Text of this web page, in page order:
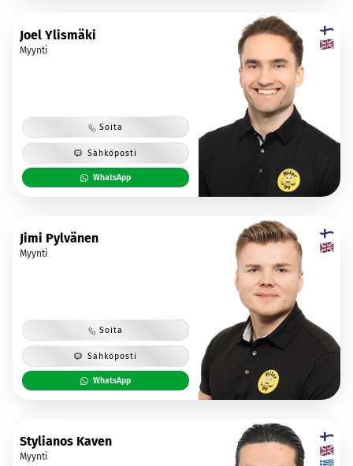
Joel Ylismäki
Myynti
Soita
Sähköposti
WhatsApp
Jimi Pylvänen
Myynti
Soita
Sähköposti
WhatsApp
Stylianos Kaven
Myynti